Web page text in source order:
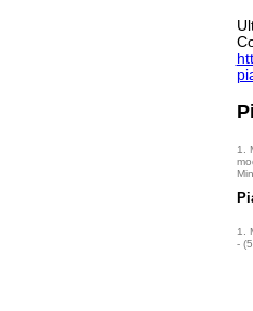
1.
1.
-